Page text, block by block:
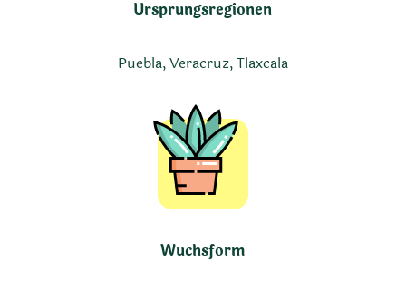
Ursprungsregionen
Puebla, Veracruz, Tlaxcala
Wuchsform